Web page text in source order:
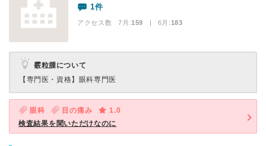
1件
アクセス数 7月:159 | 6月:183
霰粒腫について
【専門医・資格】 眼科専門医
眼科 目の痛み
1.0
検査結果を聞いただけなのに